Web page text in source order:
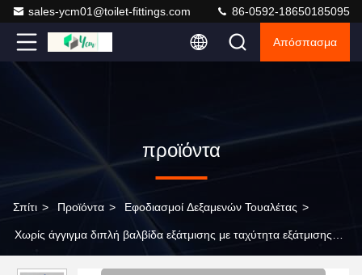
sales-ycm01@toilet-fittings.com 86-0592-18650185095
Απόσπασμα
προϊόντα
Σπίτι > Προϊόντα > Εφοδιασμοί Δεξαμενών Τουαλέτας >
Χωρίς άγγιγμα διπλή βαλβίδα εξάτμισης με ταχύτητα εξάτμισης